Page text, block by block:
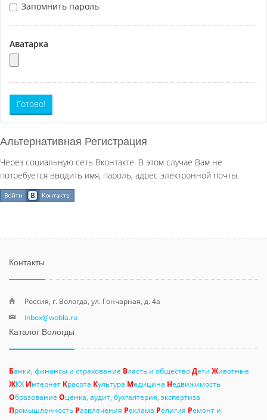
Запомнить пароль
Аватарка
Готово!
Альтернативная Регистрация
Через социальную сеть Вконтакте. В этом случае Вам не
потребуется вводить имя, пароль, адрес электронной почты.
Контакты
Россия, г. Вологда, ул. Гончарная, д. 4а
inbox@wobla.ru
Каталог Вологды
Банки, финансы и страхование Власть и обществоДети Животные
ЖКХ Интернет Красота Культура Медицина Недвижимость
Образование Оценка, аудит, бухгалтерия, экспертиза
Промышленность Развлечения Реклама Религия Ремонт и